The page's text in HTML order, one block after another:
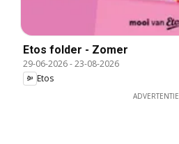
Etos folder - Zomer
29-06-2026-23-08-2026
Etos
ADVERTENTIE